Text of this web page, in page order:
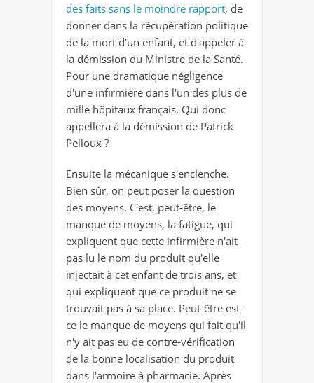
des faits sans le moindre rapport, de
donner dans la récupération politique
de la mort d'un enfant, et d'appeler à
la démission du Ministre de la Santé.
Pour une dramatique négligence
d'une infirmière dans l'un des plus de
mille hôpitaux français. Qui donc
appellera à la démission de Patrick
Pelloux ?
Ensuite la mécanique s'enclenche.
Bien sûr, on peut poser la question
des moyens. C'est, peut-être, le
manque de moyens, la fatigue, qui
expliquent que cette infirmière n'ait
pas lu le nom du produit qu'elle
injectait à cet enfant de trois ans, et
qui expliquent que ce produit ne se
trouvait pas à sa place. Peut-être est-
ce le manque de moyens qui fait qu'il
n'y ait pas eu de contre-vérification
de la bonne localisation du produit
dans l'armoire à pharmacie. Après